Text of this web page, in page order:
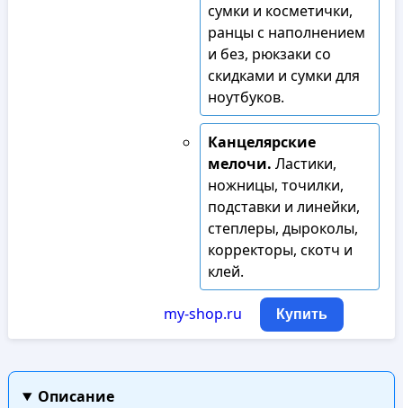
сумки и косметички,
ранцы с наполнением
и без, рюкзаки со
скидками и сумки для
ноутбуков.
Канцелярские
мелочи. Ластики,
ножницы, точилки,
подставки и линейки,
степлеры, дыроколы,
корректоры, скотч и
клей.
my-shop.ru Купить
Описание